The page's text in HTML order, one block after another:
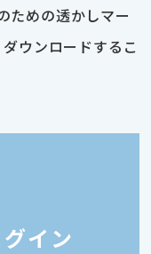
ための透かしマー
ウンロードするこ
イン